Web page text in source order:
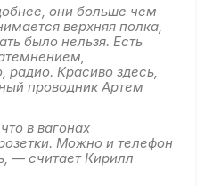
они больше чем
верхняя полка,
было нельзя. Есть
радио. Красиво здесь,
проводник Артем
в вагонах
Можно и телефон
— считает Кирилл